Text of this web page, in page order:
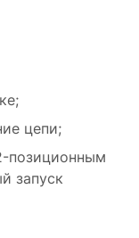
цепи;
позиционным
запуск